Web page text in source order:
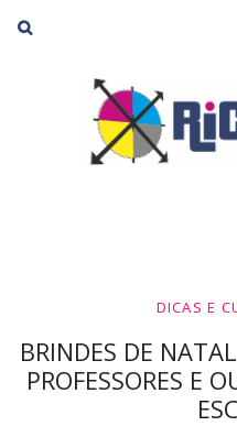
DICAS E
BRINDES DE
PROFESSORES E